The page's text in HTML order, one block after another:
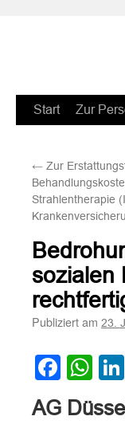
Zum
springen
Start Zur
← Zur
Strahlentherapie
sozialen
Publiziert am 23.
AG